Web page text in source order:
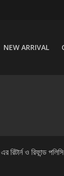
NEW ARRIVAL
রিটার্ন ও রিফান্ড